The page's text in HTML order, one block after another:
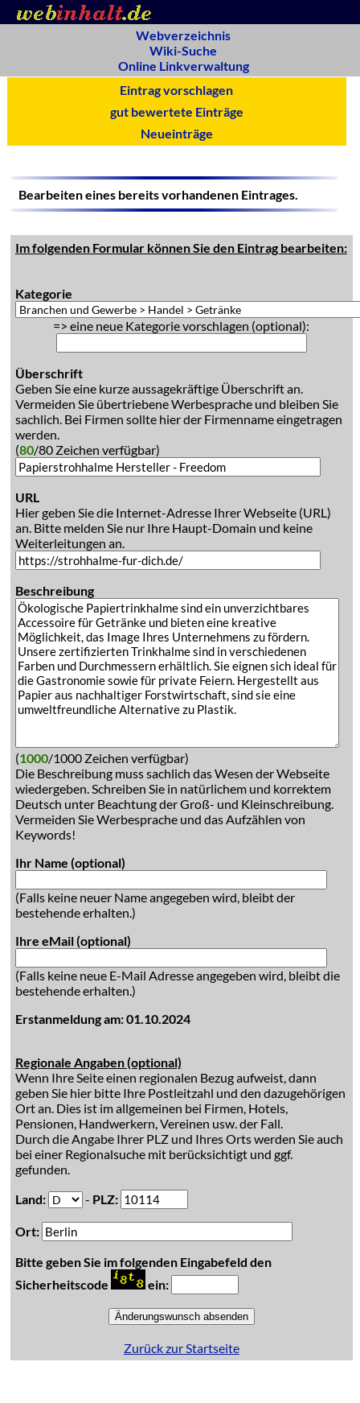
Webverzeichnis
Wiki-Suche
Online Linkverwaltung
Eintrag vorschlagen
gut bewertete Einträge
Neueinträge
Bearbeiten eines bereits vorhandenen Eintrages.
Im folgenden Formular können Sie den Eintrag bearbeiten:
Kategorie
=> eine neue Kategorie vorschlagen (optional):
Überschrift
Geben Sie eine kurze aussagekräftige Überschrift an.
Vermeiden Sie übertriebene Werbesprache und bleiben Sie
sachlich. Bei Firmen sollte hier der Firmenname eingetragen
werden.
(80/80 Zeichen verfügbar)
URL
Hier geben Sie die Internet-Adresse Ihrer Webseite (URL)
an. Bitte melden Sie nur Ihre Haupt-Domain und keine
Weiterleitungen an.
Beschreibung
(1000/1000 Zeichen verfügbar)
Die Beschreibung muss sachlich das Wesen der Webseite
wiedergeben. Schreiben Sie in natürlichem und korrektem
Deutsch unter Beachtung der Groß- und Kleinschreibung.
Vermeiden Sie Werbesprache und das Aufzählen von
Keywords!
Ihr Name (optional)
(Falls keine neuer Name angegeben wird, bleibt der
bestehende erhalten.)
Ihre eMail (optional)
(Falls keine neue E-Mail Adresse angegeben wird, bleibt die
bestehende erhalten.)
Erstanmeldung am: 01.10.2024
Regionale Angaben (optional)
Wenn Ihre Seite einen regionalen Bezug aufweist, dann
geben Sie hier bitte Ihre Postleitzahl und den dazugehörigen
Ort an. Dies ist im allgemeinen bei Firmen, Hotels,
Pensionen, Handwerkern, Vereinen usw. der Fall.
Durch die Angabe Ihrer PLZ und Ihres Orts werden Sie auch
bei einer Regionalsuche mit berücksichtigt und ggf.
gefunden.
Land:
- PLZ:
Ort:
Bitte geben Sie im folgenden Eingabefeld den
Sicherheitscode
ein:
Zurück zur Startseite